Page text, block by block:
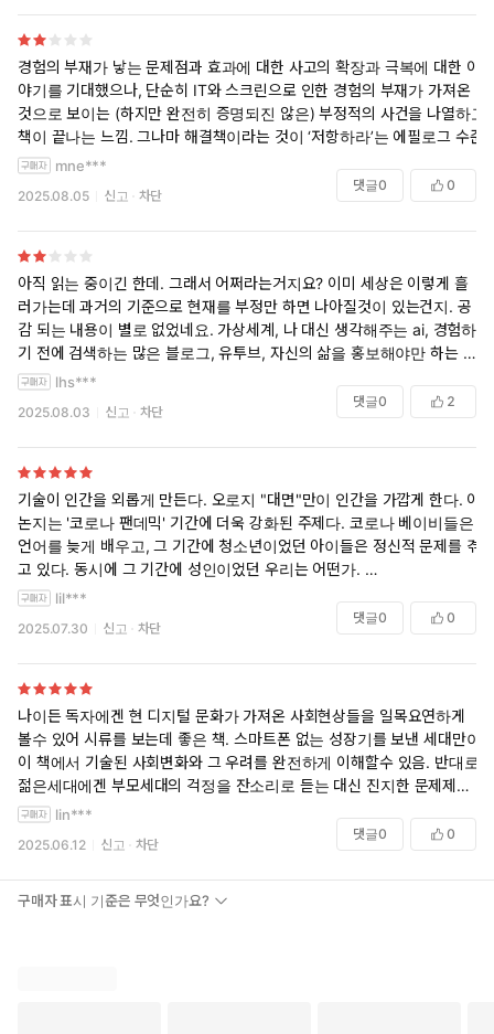
이를 보완하기 위해서 타인의 감정, 심지어 나의 감정까지 모니터링해주
는 기계장치들이 발전했고, 이러한 데이터를 이용해서 구매욕구와 연결
하거나 각종 쾌락을 제공하는 앱들이 개발되기도 한다. 사람들은 점점 상
업적인 이득을 위한 대상으로 전락하고, 과학기술이 제공하는 편의를 손
쉽게 향유하면서 점차 인간으로서의 미덕과 인간성을 잊어가는 껍데기만
읽을수록 너무 오싹한 기분이었다. 편의만 쫓다보면 어느순간 마주하게
을 발전시키고 있는데 다른 한쪽에서는 열심히 여기에 제동을 걸면서 사
람들의 발길을 되돌려야 한다고 주장하는 현실이 몹시 아이러니하면서
혼란스럽기도 하다.
“ 기술은 중립적이지 않다. 기술은 양면적이다. 역사학자 루이스 멈퍼드
가 그의 저서 《기술과 문명》 에서 언급했듯이 “기술은 해방의 도구이자
억압의 도구다.” 건전치 못한 영향으로부터 자신을 해방시키기 위해서는
상호작용에 참여하고, 공적 공간에서 다른 사람을 더 주의 깊게 살피고 배
려하며, 스마트폰 사용을 최소화할 것을 권장하는 공적 공간을 더 많이 만
들어야 한다. 자신이 시간을 어떻게 사용하는지 더 잘 파악하고 온라인에
서 많은 시간을 보낼 때의 기회비용을 고민해야 한다. 즉각적인 만족에 대
한 욕구를 억제해야 한다. 더 건전한 공동체로 이어지는 미덕과 관행을 되
살려야 한다. ”
어차피 모든 것은 우리의 선택이 아닐까. 장밋빛 미래를 약속하는 사람들
의 말 이면에는 반드시 어두운 암흑이 존재한다는 사실을 명심할 것. 인간
의 감정마저 먼저 감지하고 조절하려는 과학기술에지만 이를 사용할지
말지는 아직까지 인간의 선택에 달려있다. 저자도 인용했지만, 빅터 프랭
클의 《죽음의 수용소에서》 에서 말한대로 “인간에게서 모든 것을 빼앗
을 수 있겠지만 단 한 가지, 마지막 남은 인간의 자유, 즉 주어진 상황에서
자신의 태도를 선택하고 자신의 방식을 선택하는 자유만은 빼앗을 수 없
다.” 나 스스로 인간이 인간임을 포기하지 않겠다는 개개인의 자유의지가
_________
보다 더 선호하도록 설계되어 있다. 이 책은 우리가 때로는 의도적으로,
경험의 부재가 낳는 문제점과 효과에 대한 사고의 확장과 극복에 대한 이
야기를 기대했으나, 단순히 IT와 스크린으로 인한 경험의 부재가 가져온
것으로 보이는 (하지만 완전히 증명되진 않은) 부정적의 사건을 나열하고
책이 끝나는 느낌. 그나마 해결책이라는 것이 ‘저항하라’는 에필로그 수준
mne***
2025.08.05 신고 차단
댓글0 0
아직 읽는 중이긴 한데. 그래서 어쩌라는거지요? 이미 세상은 이렇게 흘
러가는데 과거의 기준으로 현재를 부정만 하면 나아질것이 있는건지. 공
감 되는 내용이 별로 없었네요. 가상세계, 나 대신 생각해주는 ai, 경험하
기 전에 검색하는 많은 블로그, 유투브, 자신의 삶을 홍보해야만 하는 지
금 주관을 가지고 살기 위해선 더 많은 생각을 해볼 수있는 다양한 경험이
필요한건 맞습니다. 더 많이 경험해 보세요. 더 많이 생각해 보세요.
lhs***
2025.08.03 신고 차단
댓글0 2
기술이 인간을 외롭게 만든다. 오로지 "대면"만이 인간을 가깝게 한다. 이
논지는 '코로나 팬데믹' 기간에 더욱 강화된 주제다. 코로나 베이비들은
언어를 늦게 배우고, 그 기간에 청소년이었던 아이들은 정신적 문제를 겪
고 있다. 동시에 그 기간에 성인이었던 우리는 어떤가.
이 책은 우리가 잃어버린 물리적 경험에 대해 끝없이 얘기한다. 기술이 발
달함으로 인해 잃어버린 직접 대면으로 얻는 연민과 온정 같은 것들 말이
다. 갈수록 기술이 발달하는 현 시점에서 한번쯤 뒤돌아볼 가치가 있는 내
용이었다.
lil***
2025.07.30 신고 차단
댓글0 0
나이든 독자에겐 현 디지털 문화가 가져온 사회현상들을 일목요연하게
볼수 있어 시류를 보는데 좋은 책. 스마트폰 없는 성장기를 보낸 세대만이
이 책에서 기술된 사회변화와 그 우려를 완전하게 이해할수 있음. 반대로
젊은세대에겐 부모세대의 걱정을 잔소리로 듣는 대신 진지한 문제제기로
여기는데 도움이 될수 있는 책. 즉 현 상황을 짚고 세대간 이해를 도울 수
lin***
2025.06.12 신고 차단
댓글0 0
구매자 표시 기준은 무엇인가요?